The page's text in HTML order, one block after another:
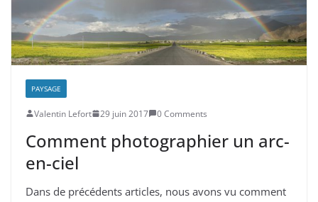
PAYSAGE
Valentin Lefort 29 juin 2017 0 Comments
Comment photographier un arc-
en-ciel
Dans de précédents articles, nous avons vu comment